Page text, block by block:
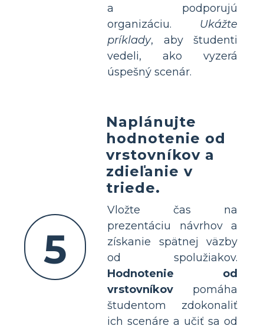
a podporujú
organizáciu. Ukážte
príklady, aby študenti
vedeli, ako vyzerá
úspešný scenár.
5
Naplánujte
hodnotenie od
vrstovníkov a
zdieľanie v
triede.
Vložte čas na
prezentáciu návrhov a
získanie spätnej väzby
od spolužiakov.
Hodnotenie od
vrstovníkov pomáha
študentom zdokonaliť
ich scenáre a učiť sa od